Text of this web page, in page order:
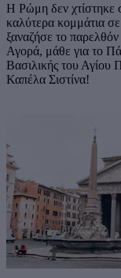
Η Ρώμη δεν χτίστηκε
καλύτερα κομμάτια
ξαναζήσε το
Αγορά, μάθε για το
Βασιλικής του Αγίου
Καπέλα Σιστίνα!